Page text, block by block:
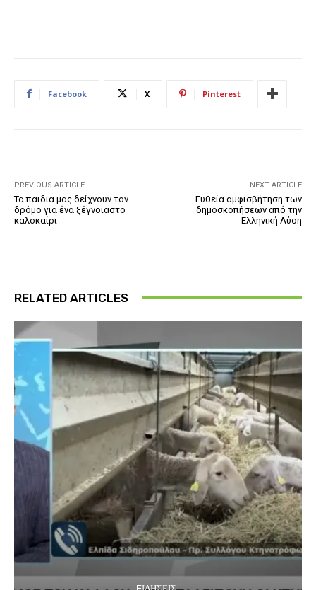
Facebook X Pinterest
PREVIOUS ARTICLE
Τα παιδια μας δείχνουν τον
δρόμο για ένα ξέγνοιαστο
καλοκαίρι
NEXT ARTICLE
Ευθεία αμφισβήτηση των
δημοσκοπήσεων από την
Ελληνική Λύση
RELATED ARTICLES